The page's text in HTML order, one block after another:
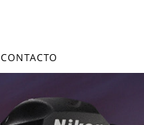
CONTACTO